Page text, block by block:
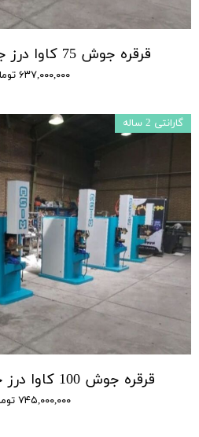
قرقره جوش 75 کاوا درز جوش پنوماتیک
۶۳۷,۰۰۰,۰۰۰ تومان
قرقره جوش 100 کاوا درز جوش پنوماتیک
۷۴۵,۰۰۰,۰۰۰ تومان
گارانتی 2 ساله